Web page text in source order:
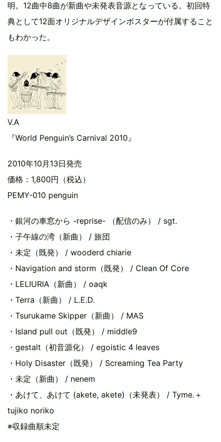
明。12曲中8曲が新曲や未発表音源となっている。初回特
典として12面オリジナルデザインポスターが付属すること
もわかった。
V.A
『World Penguin’s Carnival 2010』
2010年10月13日発売
価格：1,800円（税込）
PEMY-010 penguin
・銀河の車窓から -reprise- （配信のみ） / sgt.
・子午線の湾（新曲） / 旅団
・未定（既発） / wooderd chiarie
・Navigation and storm（既発） / Clean Of Core
・LELIURIA（新曲） / oaqk
・Terra（新曲） / L.E.D.
・Tsurukame Skipper（新曲） / MAS
・Island pull out（既発） / middle9
・gestalt（初音源化） / egoistic 4 leaves
・Holy Disaster（既発） / Screaming Tea Party
・未定（新曲） / nenem
・あけて、あけて (akete, akete)（未発表） / Tyme.＋
tujiko noriko
※収録曲順未定